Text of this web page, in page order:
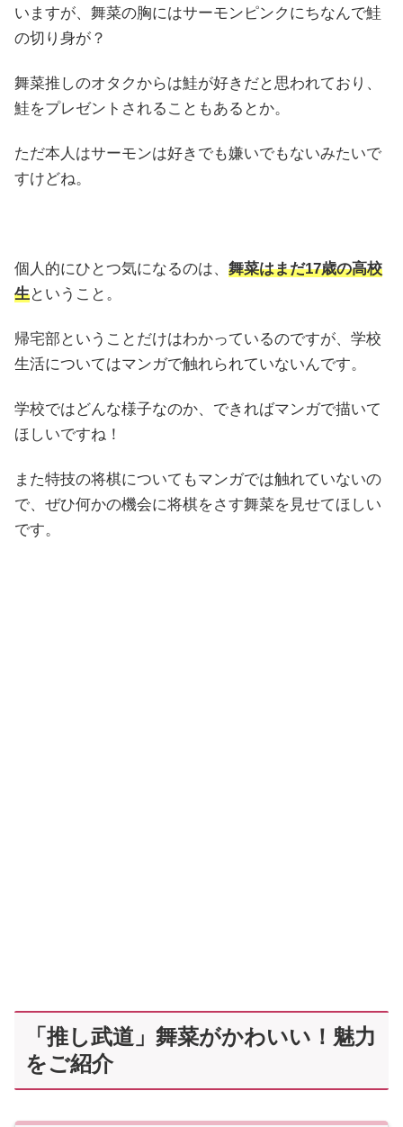
いますが、舞菜の胸にはサーモンピンクにちなんで鮭
の切り身が？
舞菜推しのオタクからは鮭が好きだと思われており、
鮭をプレゼントされることもあるとか。
ただ本人はサーモンは好きでも嫌いでもないみたいで
すけどね。
個人的にひとつ気になるのは、 舞菜はまだ17歳の高校
生ということ。
帰宅部ということだけはわかっているのですが、学校
生活についてはマンガで触れられていないんです。
学校ではどんな様子なのか、できればマンガで描いて
ほしいですね！
また特技の将棋についてもマンガでは触れていないの
で、ぜひ何かの機会に将棋をさす舞菜を見せてほしい
です。
「推し武道」舞菜がかわいい！魅力
をご紹介